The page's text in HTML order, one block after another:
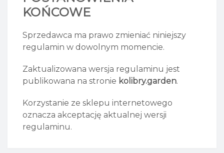
KOŃCOWE
Sprzedawca ma prawo zmieniać niniejszy
regulamin w dowolnym momencie.
Zaktualizowana wersja regulaminu jest
publikowana na stronie kolibry.garden.
Korzystanie ze sklepu internetowego
oznacza akceptację aktualnej wersji
regulaminu.